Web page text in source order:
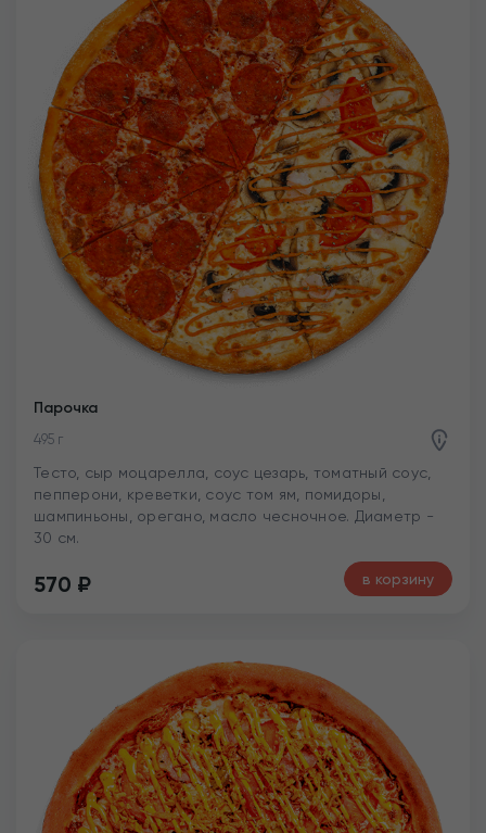
Парочка
495 г
Тесто, сыр моцарелла, соус цезарь, томатный соус,
пепперони, креветки, соус том ям, помидоры,
шампиньоны, орегано, масло чесночное. Диаметр -
30 см.
570 ₽ в корзину